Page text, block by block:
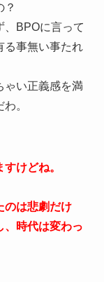
？
、BPOに言って
る事無い事たれ
ゃい正義感を満
。
けどね。
のは悲劇だけ
、時代は変わっ